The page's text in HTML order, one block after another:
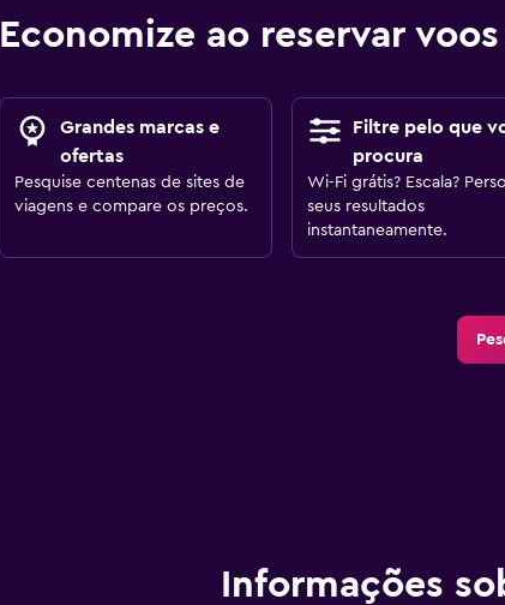
Economize ao reservar
Grandes marcas e
ofertas
Pesquise centenas de sites de
viagens e compare os preços.
Filtre pelo que
procura
Wi-Fi grátis? Escala?
seus resultados
instantaneamente.
Informações